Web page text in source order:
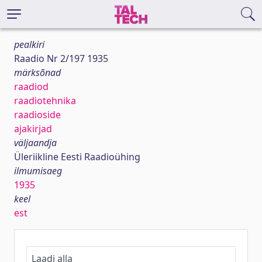
pealkiri
Raadio Nr 2/197 1935
märksõnad
raadiod
raadiotehnika
raadioside
ajakirjad
väljaandja
Üleriikline Eesti Raadioühing
ilmumisaeg
1935
keel
est
Laadi alla